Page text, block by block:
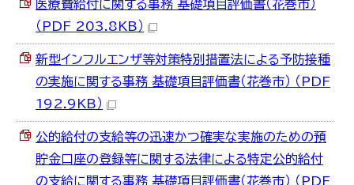
医療費給付に関する事務 基礎項目評価書（花巻市）
（PDF 203.8KB）
新型インフルエンザ等対策特別措置法による予防接種
の実施に関する事務 基礎項目評価書（花巻市） （PDF
192.9KB）
公的給付の支給等の迅速かつ確実な実施のための預
貯金口座の登録等に関する法律による特定公的給付
の支給に関する事務_基礎項目評価書（花巻市） （PDF